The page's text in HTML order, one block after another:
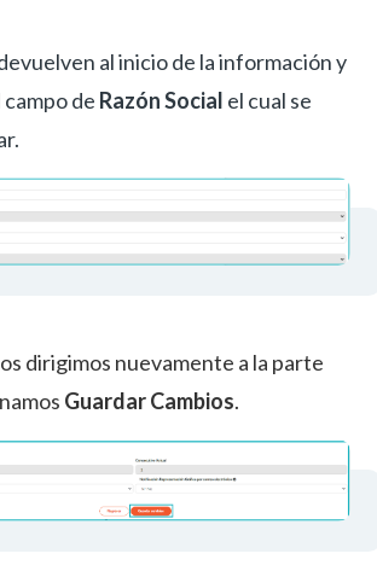
al inicio de la información y
de Razón Social el cual se
dirigimos nuevamente a la parte
Guardar Cambios.